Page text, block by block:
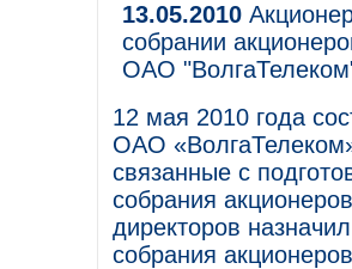
13.05.2010
собрании
ОАО
12 мая 2010 года
ОАО
связанные с
собрания
директоров
собрания